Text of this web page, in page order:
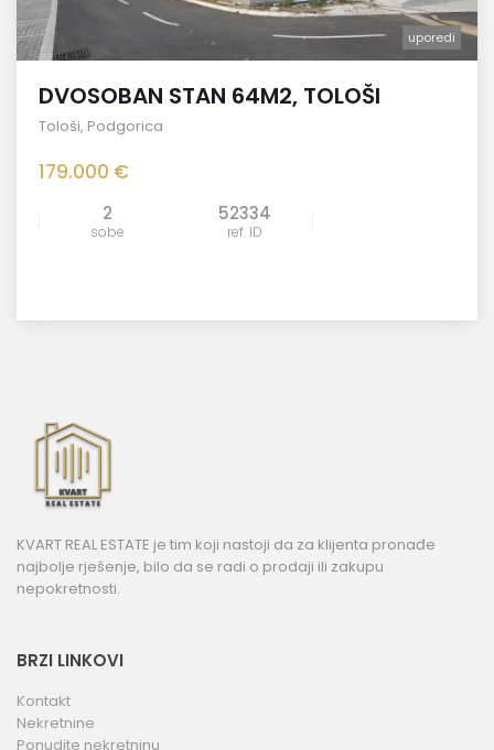
uporedi
DVOSOBAN STAN 64M2, TOLOŠI
Tološi, Podgorica
179.000 €
2
sobe
52334
ref. ID
KVART REAL ESTATE je tim koji nastoji da za klijenta pronađe
najbolje rješenje, bilo da se radi o prodaji ili zakupu
nepokretnosti.
BRZI LINKOVI
Kontakt
Nekretnine
Ponudite nekretninu